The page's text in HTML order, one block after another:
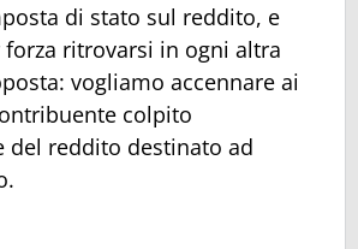
di stato sul reddito, e
ritrovarsi in ogni altra
vogliamo accennare ai
colpito
del reddito destinato ad